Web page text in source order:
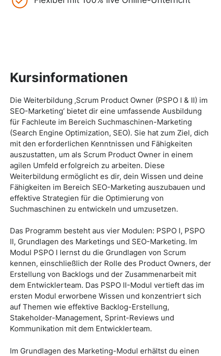
Kursinformationen
Die Weiterbildung ‚Scrum Product Owner (PSPO I & II) im
SEO-Marketing‘ bietet dir eine umfassende Ausbildung
für Fachleute im Bereich Suchmaschinen-Marketing
(Search Engine Optimization, SEO). Sie hat zum Ziel, dich
mit den erforderlichen Kenntnissen und Fähigkeiten
auszustatten, um als Scrum Product Owner in einem
agilen Umfeld erfolgreich zu arbeiten. Diese
Weiterbildung ermöglicht es dir, dein Wissen und deine
Fähigkeiten im Bereich SEO-Marketing auszubauen und
effektive Strategien für die Optimierung von
Suchmaschinen zu entwickeln und umzusetzen.
Das Programm besteht aus vier Modulen: PSPO I, PSPO
II, Grundlagen des Marketings und SEO-Marketing. Im
Modul PSPO I lernst du die Grundlagen von Scrum
kennen, einschließlich der Rolle des Product Owners, der
Erstellung von Backlogs und der Zusammenarbeit mit
dem Entwicklerteam. Das PSPO II-Modul vertieft das im
ersten Modul erworbene Wissen und konzentriert sich
auf Themen wie effektive Backlog-Erstellung,
Stakeholder-Management, Sprint-Reviews und
Kommunikation mit dem Entwicklerteam.
Im Grundlagen des Marketing-Modul erhältst du einen